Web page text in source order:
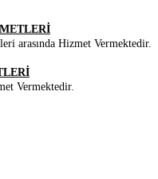
arasında Hizmet Vermektedir.
Vermektedir.